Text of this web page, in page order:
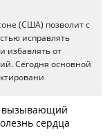
(США) позволит с
исправлять
и избавлять от
Сегодня основной
вызывающий
сердца